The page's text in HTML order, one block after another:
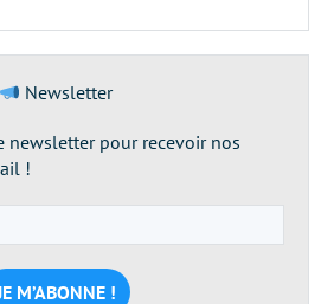
Newsletter
newsletter pour recevoir nos
!
e-
mail
*